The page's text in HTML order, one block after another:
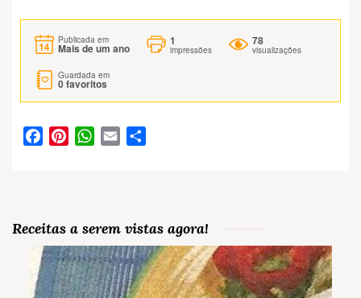
Publicada em
Mais de um ano
1
impressões
78
visualizações
Guardada em
0favoritos
FacebookPinterestWhatsApp
Email
Receitas a serem vistas agora!